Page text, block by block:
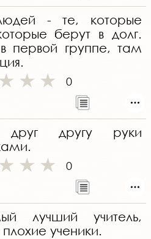
- те, которые
берут в долг.
первой группе, там
0
друг другу руки
0
лучший учитель,
ученики.